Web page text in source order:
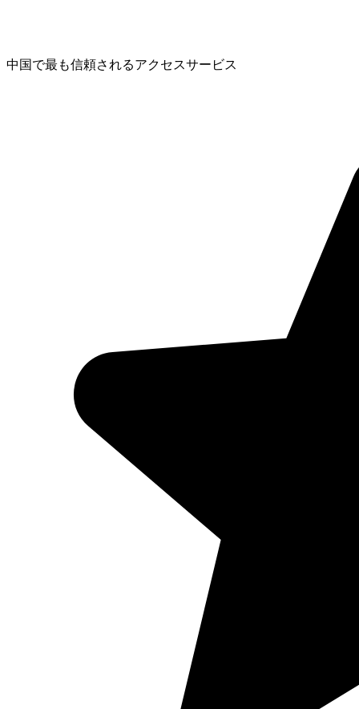
中国で最も信頼されるアクセスサービス